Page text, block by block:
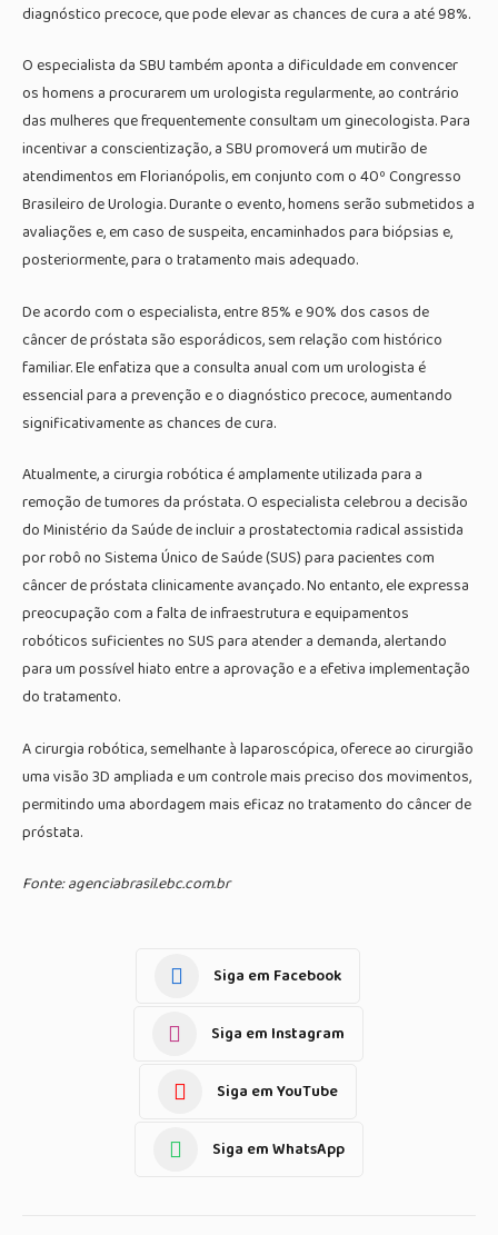
diagnóstico precoce, que pode elevar as chances de cura a até 98%.
O especialista da SBU também aponta a dificuldade em convencer
os homens a procurarem um urologista regularmente, ao contrário
das mulheres que frequentemente consultam um ginecologista. Para
incentivar a conscientização, a SBU promoverá um mutirão de
atendimentos em Florianópolis, em conjunto com o 40º Congresso
Brasileiro de Urologia. Durante o evento, homens serão submetidos a
avaliações e, em caso de suspeita, encaminhados para biópsias e,
posteriormente, para o tratamento mais adequado.
De acordo com o especialista, entre 85% e 90% dos casos de
câncer de próstata são esporádicos, sem relação com histórico
familiar. Ele enfatiza que a consulta anual com um urologista é
essencial para a prevenção e o diagnóstico precoce, aumentando
significativamente as chances de cura.
Atualmente, a cirurgia robótica é amplamente utilizada para a
remoção de tumores da próstata. O especialista celebrou a decisão
do Ministério da Saúde de incluir a prostatectomia radical assistida
por robô no Sistema Único de Saúde (SUS) para pacientes com
câncer de próstata clinicamente avançado. No entanto, ele expressa
preocupação com a falta de infraestrutura e equipamentos
robóticos suficientes no SUS para atender a demanda, alertando
para um possível hiato entre a aprovação e a efetiva implementação
do tratamento.
A cirurgia robótica, semelhante à laparoscópica, oferece ao cirurgião
uma visão 3D ampliada e um controle mais preciso dos movimentos,
permitindo uma abordagem mais eficaz no tratamento do câncer de
próstata.
Fonte: agenciabrasil.ebc.com.br
Siga em Facebook
Siga em Instagram
Siga em YouTube
Siga em WhatsApp